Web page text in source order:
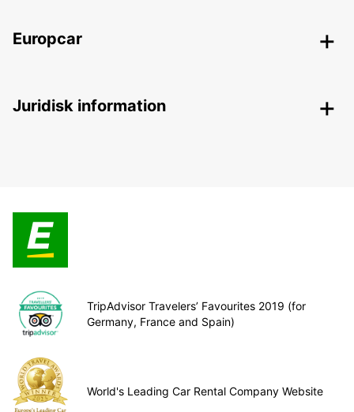
Europcar
Juridisk information
TripAdvisor Travelers’ Favourites 2019 (for
Germany, France and Spain)
World's Leading Car Rental Company Website